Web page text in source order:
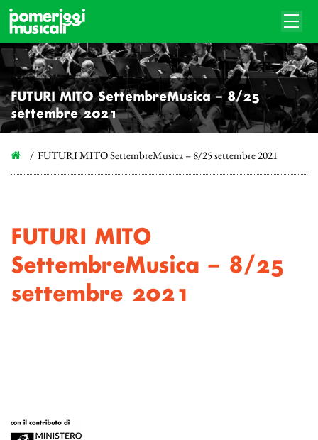
FUTURI MITO SettembreMusica – 8/25
settembre 2021
FUTURI MITO SettembreMusica – 8/25 settembre 2021
FUTURI MITO
SettembreMusica – 8/25
settembre 2021